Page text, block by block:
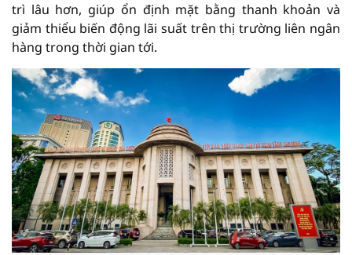
trì lâu hơn, giúp ổn định mặt bằng thanh khoản và
giảm thiểu biến động lãi suất trên thị trường liên ngân
hàng trong thời gian tới.